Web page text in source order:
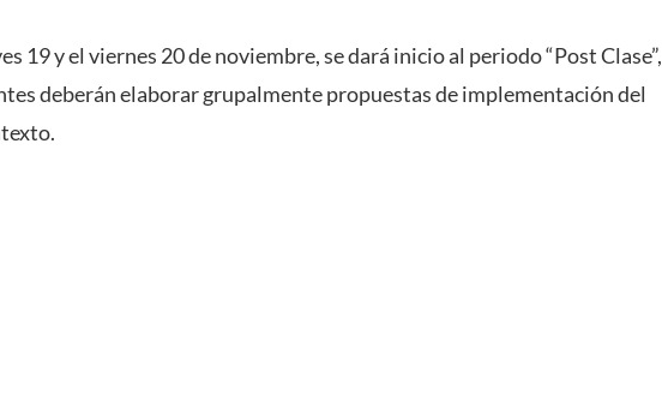
19 y el viernes 20 de noviembre, se dará inicio al periodo “Post Clase”,
deberán elaborar grupalmente propuestas de implementación del